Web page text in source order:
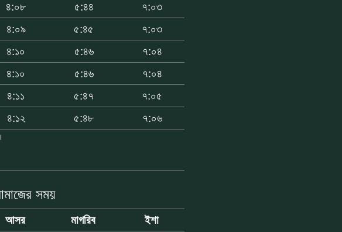
৪:০৮ ৫:৪৪
৭:০৩
৪:০৯ ৫:৪৫
৭:০৩
৪:১০ ৫:৪৬
৭:০৪
৪:১০ ৫:৪৬
৭:০৪
৪:১১ ৫:৪৭
৭:০৫
৪:১২ ৫:৪৮ ৭:০৬
সময়
আসর মাগরিব
ইশা